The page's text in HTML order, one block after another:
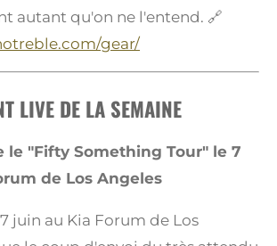
autant qu'on ne l'entend. 🔗
gear/
LIVE DE LA SEMAINE
le "Fifty Something Tour" le 7
de Los Angeles
juin au Kia Forum de Los